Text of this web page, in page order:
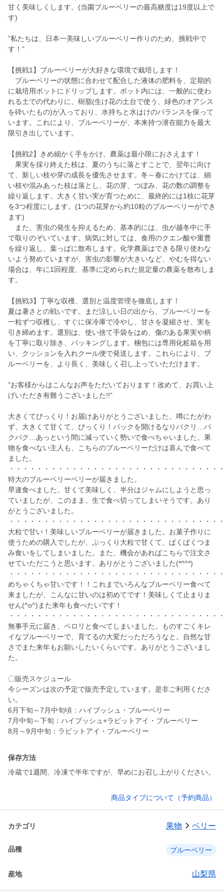
甘く美味しくします。(当園ブルーベリーの最高糖度は19度以上で
す)
”私たちは、日本一美味しいブルーベリー作りのため、挑戦中で
す！”
【挑戦1】ブルーベリーが大好きな環境で栽培します！
ブルーベリーの状態に合わせて配合した液体の肥料を、定期的
に栽培用ポットにドリップします。ポット内には、一般的に使わ
れる土での代わりに、樹脂(生け花の土台で使う、緑色のオアシス
を砕いたもの)が入っており、水持ちと水はけのバランスを保って
います。これにより、ブルーベリーが、本来持つ潜在能力を最大
限引き出しています。
【挑戦2】きめ細かく手をかけ、農薬は最小限におさえます！
果実を採り終えた枝は、夏のうちに落とすことで、翌年に向け
て、新しい枝や芽の成長を優先させます。冬～春にかけては、細
い枝や混みあった枝は落とし、花の芽、つぼみ、花の数の調整を
繰り返します。大きく甘い実が育つために、最終的には1枝に花芽
を3つ程度にします。(1つの花芽から約10粒のブルーベリーができ
ます)
また、害虫の発生を抑えるため、基本的には、虫が越冬中に手
で取りのぞいています。病気に対しては、食用のクエン酸や重曹
を繰り返し、葉っぱに散布します。化学農薬はできる限り使わな
いよう努めていますが、害虫の影響が大きいなど、やむを得ない
場合は、年に1回程度、基準に定められた規定量の農薬を散布しま
す。
【挑戦3】丁寧な収穫、選別と温度管理を徹底します！
夏は暑さとの戦いです。まだ涼しい日の出から、ブルーベリーを
一粒ずつ収穫し、すぐに保冷庫で冷やし、甘さを凝縮させ、実を
引き締めます。選別は、使い捨て手袋をはめ、傷のある果実や柄
を丁寧に取り除き、パッキングします。梱包には専用化粧箱を用
い、クッションを入れクール便で発送します。これらにより、ブ
ルーベリーを、より長く、美味しく召し上っていただけます。
”お客様からはこんなお声をただいております！改めて、お買い上
げいただき有難うございました!!”
大きくてびっくり！お届けありがとうございました。噂にたがわ
ず、大きくて甘くて、びっくり！パックを開けるなりパクリ…パ
クパク…あっという間に減っていく勢いで食べちゃいました。果
物を食べない主人も、こちらのブルーベリーだけは喜んで食べて
ました。
・・・・・・・・・・・・・・・・・・・・・・・・・・・・・・
特大のブルーベリーベリーが届きました。
早速食べました。甘くて美味しく、半分はジャムにしようと思っ
ていましたが、このまま、生で食べ切ってしまいそうです。あり
がとうございました。
・・・・・・・・・・・・・・・・・・・・・・・・・・・・・・
大粒で甘い！美味しいブルーベリーが届きました。お菓子作りに
使うための購入でしたが、ぷっくり大粒で甘くて、ぱくぱくつま
み食いをしてしまいました。また、機会があればこちらで注文さ
せていただこうと思います。ありがとうございました(*^^*)
・・・・・・・・・・・・・・・・・・・・・・・・・・・・・・
めちゃくちゃ甘いです！！これまでいろんなブルーベリー食べて
来ましたが、こんなに甘いのは初めてです！美味しくて止まりま
せん(^o^)また来年も食べたいです！
・・・・・・・・・・・・・・・・・・・・・・・・・・・・・・
無事手元に届き、ペロリと食べてしまいました。ものすごくキレ
イなブルーベリーで、育てるの大変だっただろうなと。自然な甘
さでまた来年もお願いしたいくらいです。ありがとうございまし
た。
〇販売スケジュール
今シーズンは次の予定で販売予定しています。是非ご利用くださ
い。
6月下旬～7月中旬頃：ハイブッシュ・ブルーベリー
7月中旬～下旬：ハイブッシュ+ラビットアイ・ブルーベリー
8月～9月中旬：ラビットアイ・ブルーベリー
保存方法
冷蔵で1週間、冷凍で半年ですが、早めにお召し上がりください。
商品タイプについて（予約商品）
カテゴリ 果物 ベリー
品種 ブルーベリー
産地 山梨県